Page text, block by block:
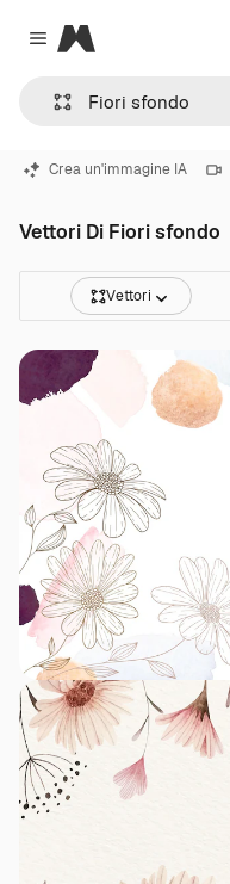
Close menu
Magnific
Crea un'immagine IA
Vettori Di Fiori sfondo
Vettori